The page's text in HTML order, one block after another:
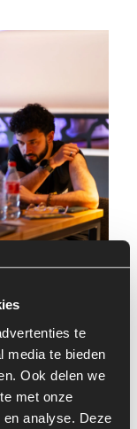
te
media te bieden
Ook delen we
met onze
analyse. Deze
network leads